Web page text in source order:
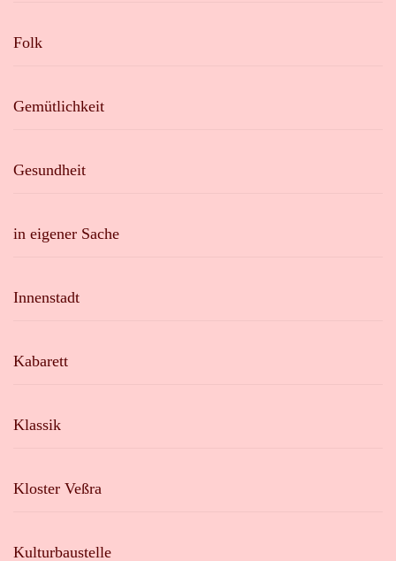
Folk
Gemütlichkeit
Gesundheit
in eigener Sache
Innenstadt
Kabarett
Klassik
Kloster Veßra
Kulturbaustelle